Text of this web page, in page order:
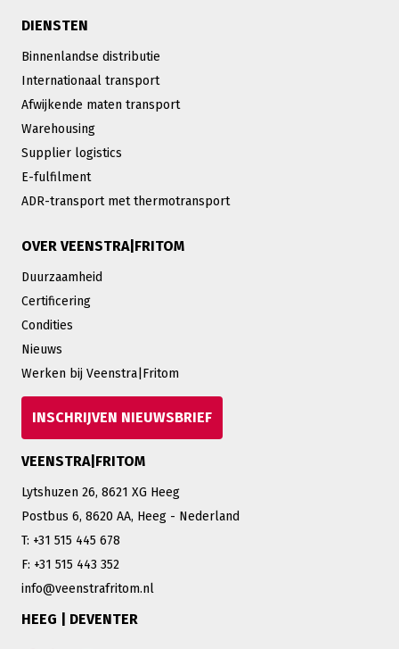
DIENSTEN
Binnenlandse distributie
Internationaal transport
Afwijkende maten transport
Warehousing
Supplier logistics
E-fulfilment
ADR-transport met thermotransport
OVER VEENSTRA|FRITOM
Duurzaamheid
Certificering
Condities
Nieuws
Werken bij Veenstra|Fritom
INSCHRIJVEN NIEUWSBRIEF
VEENSTRA|FRITOM
Lytshuzen 26, 8621 XG Heeg
Postbus 6, 8620 AA, Heeg - Nederland
T: +31 515 445 678
F: +31 515 443 352
info@veenstrafritom.nl
HEEG | DEVENTER